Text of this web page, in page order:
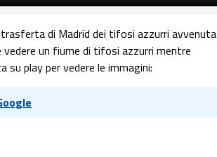
di Madrid dei tifosi azzurri avvenuta
un fiume di tifosi azzurri mentre
su play per vedere le immagini: